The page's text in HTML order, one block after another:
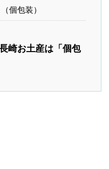
個包装）
崎お土産は「個包